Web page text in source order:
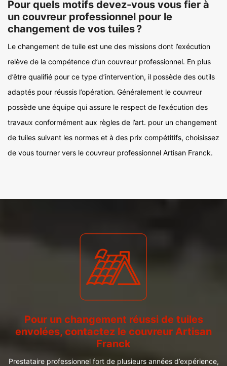
Pour quels motifs devez-vous vous fier à
un couvreur professionnel pour le
changement de vos tuiles ?
Le changement de tuile est une des missions dont l’exécution
relève de la compétence d’un couvreur professionnel. En plus
d’être qualifié pour ce type d’intervention, il possède des outils
adaptés pour réussis l’opération. Généralement le couvreur
possède une équipe qui assure le respect de l’exécution des
travaux conformément aux règles de l’art. pour un changement
de tuiles suivant les normes et à des prix compétitifs, choisissez
de vous tourner vers le couvreur professionnel Artisan Franck.
Pour un changement réussi de tuiles
envolées, contactez le couvreur Artisan
Franck
Prestataire professionnel fort de plusieurs années d’expérience,